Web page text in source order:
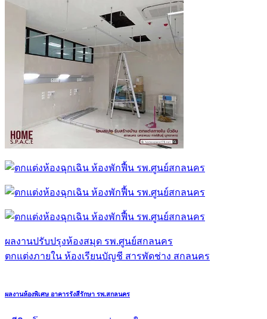
ผลงานปรับปรุงห้องสมุด รพ.ศูนย์สกลนคร
ตกแต่งภายใน ห้องเรียนบัญชี สารพัดช่าง สกลนคร
ผลงานห้องพิเศษ อาคารรังสีรักษา รพ.สกลนคร